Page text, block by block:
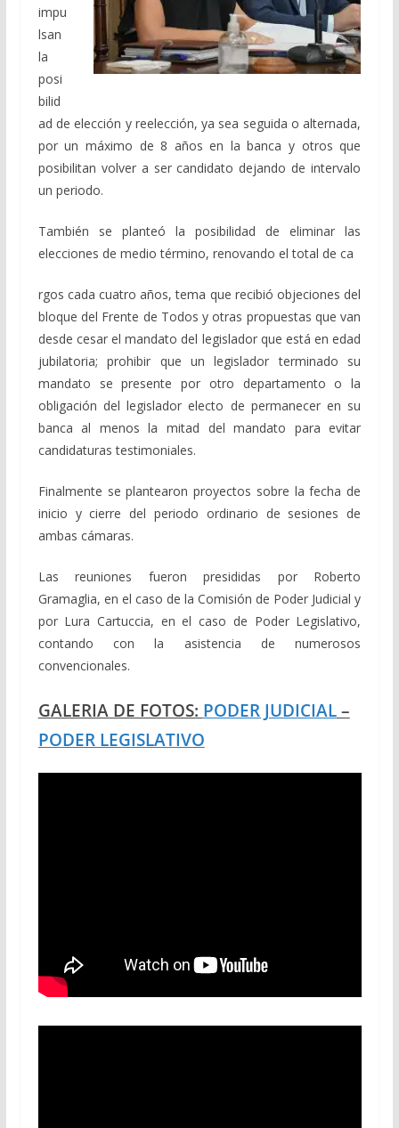
impu
lsan
la
posi
bilid
ad de elección y reelección, ya sea seguida o alternada,
por un máximo de 8 años en la banca y otros que
posibilitan volver a ser candidato dejando de intervalo
un periodo.
También se planteó la posibilidad de eliminar las
elecciones de medio término, renovando el total de ca
rgos cada cuatro años, tema que recibió objeciones del
bloque del Frente de Todos y otras propuestas que van
desde cesar el mandato del legislador que está en edad
jubilatoria; prohibir que un legislador terminado su
mandato se presente por otro departamento o la
obligación del legislador electo de permanecer en su
banca al menos la mitad del mandato para evitar
candidaturas testimoniales.
Finalmente se plantearon proyectos sobre la fecha de
inicio y cierre del periodo ordinario de sesiones de
ambas cámaras.
Las reuniones fueron presididas por Roberto
Gramaglia, en el caso de la Comisión de Poder Judicial y
por Lura Cartuccia, en el caso de Poder Legislativo,
contando con la asistencia de numerosos
convencionales.
GALERIA DE FOTOS: PODER JUDICIAL–
PODER LEGISLATIVO